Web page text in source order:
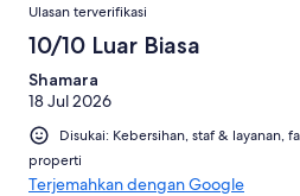
Ulasan terverifikasi
10/10 Luar Biasa
Shamara
18 Jul 2026
Disukai: Kebersihan, staf & layanan,
properti
Terjemahkan dengan Google